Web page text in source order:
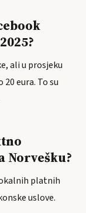
ali u prosjeku
20 eura. To su
Norvešku?
platnih
uslove.